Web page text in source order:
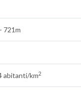
721m
abitanti/km2